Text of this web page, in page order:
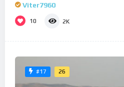
Viter7960
10 2K
#17 26